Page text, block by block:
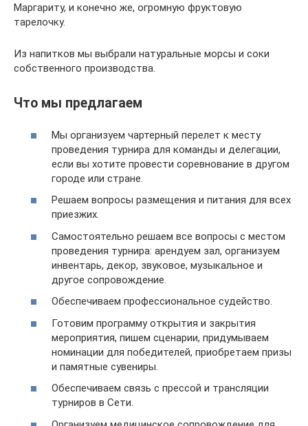
Маргариту, и конечно же, огромную фруктовую
тарелочку.
Из напитков мы выбрали натуральные морсы и соки
собственного производства.
Что мы предлагаем
Мы организуем чартерный перелет к месту
проведения турнира для команды и делегации,
если вы хотите провести соревнование в другом
городе или стране.
Решаем вопросы размещения и питания для всех
приезжих.
Самостоятельно решаем все вопросы с местом
проведения турнира: арендуем зал, организуем
инвентарь, декор, звуковое, музыкальное и
другое сопровождение.
Обеспечиваем профессиональное судейство.
Готовим программу открытия и закрытия
мероприятия, пишем сценарии, придумываем
номинации для победителей, приобретаем призы
и памятные сувениры.
Обеспечиваем связь с прессой и трансляции
турниров в Сети.